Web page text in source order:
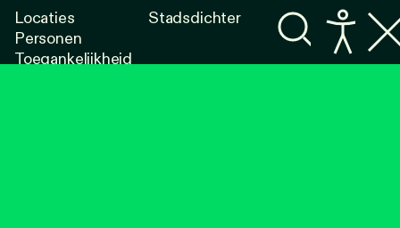
Locaties
Personen
Toegankelijkheid
Stadsdichter